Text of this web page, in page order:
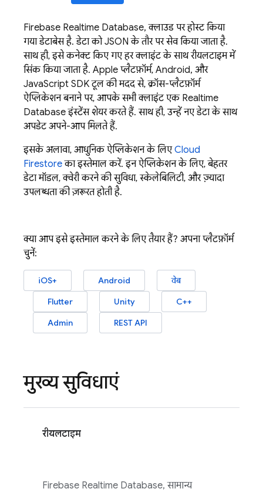
Firebase Realtime Database, क्लाउड पर होस्ट किया
गया डेटाबेस है. डेटा को JSON के तौर पर सेव किया जाता है.
साथ ही, इसे कनेक्ट किए गए हर क्लाइंट के साथ रीयलटाइम में
सिंक किया जाता है. Apple प्लैटफ़ॉर्म, Android, और
JavaScript SDK टूल की मदद से, क्रॉस-प्लैटफ़ॉर्म
ऐप्लिकेशन बनाने पर, आपके सभी क्लाइंट एक Realtime
Databaseइंस्टेंस शेयर करते हैं. साथ ही, उन्हें नए डेटा के साथ
अपडेट अपने-आप मिलते हैं.
इसके अलावा, आधुनिक ऐप्लिकेशन के लिएCloud
Firestoreका इस्तेमाल करें. इन ऐप्लिकेशन के लिए, बेहतर
डेटा मॉडल, क्वेरी करने की सुविधा, स्केलेबिलिटी, और ज़्यादा
उपलब्धता की ज़रूरत होती है.
क्या आप इसे इस्तेमाल करने के लिए तैयार हैं? अपना प्लैटफ़ॉर्म
चुनें:
iOS+ Android
वेब
Flutter
Unity
C++
Admin
REST API
मुख्य सुविधाएं
रीयलटाइम
Firebase Realtime Database, सामान्य